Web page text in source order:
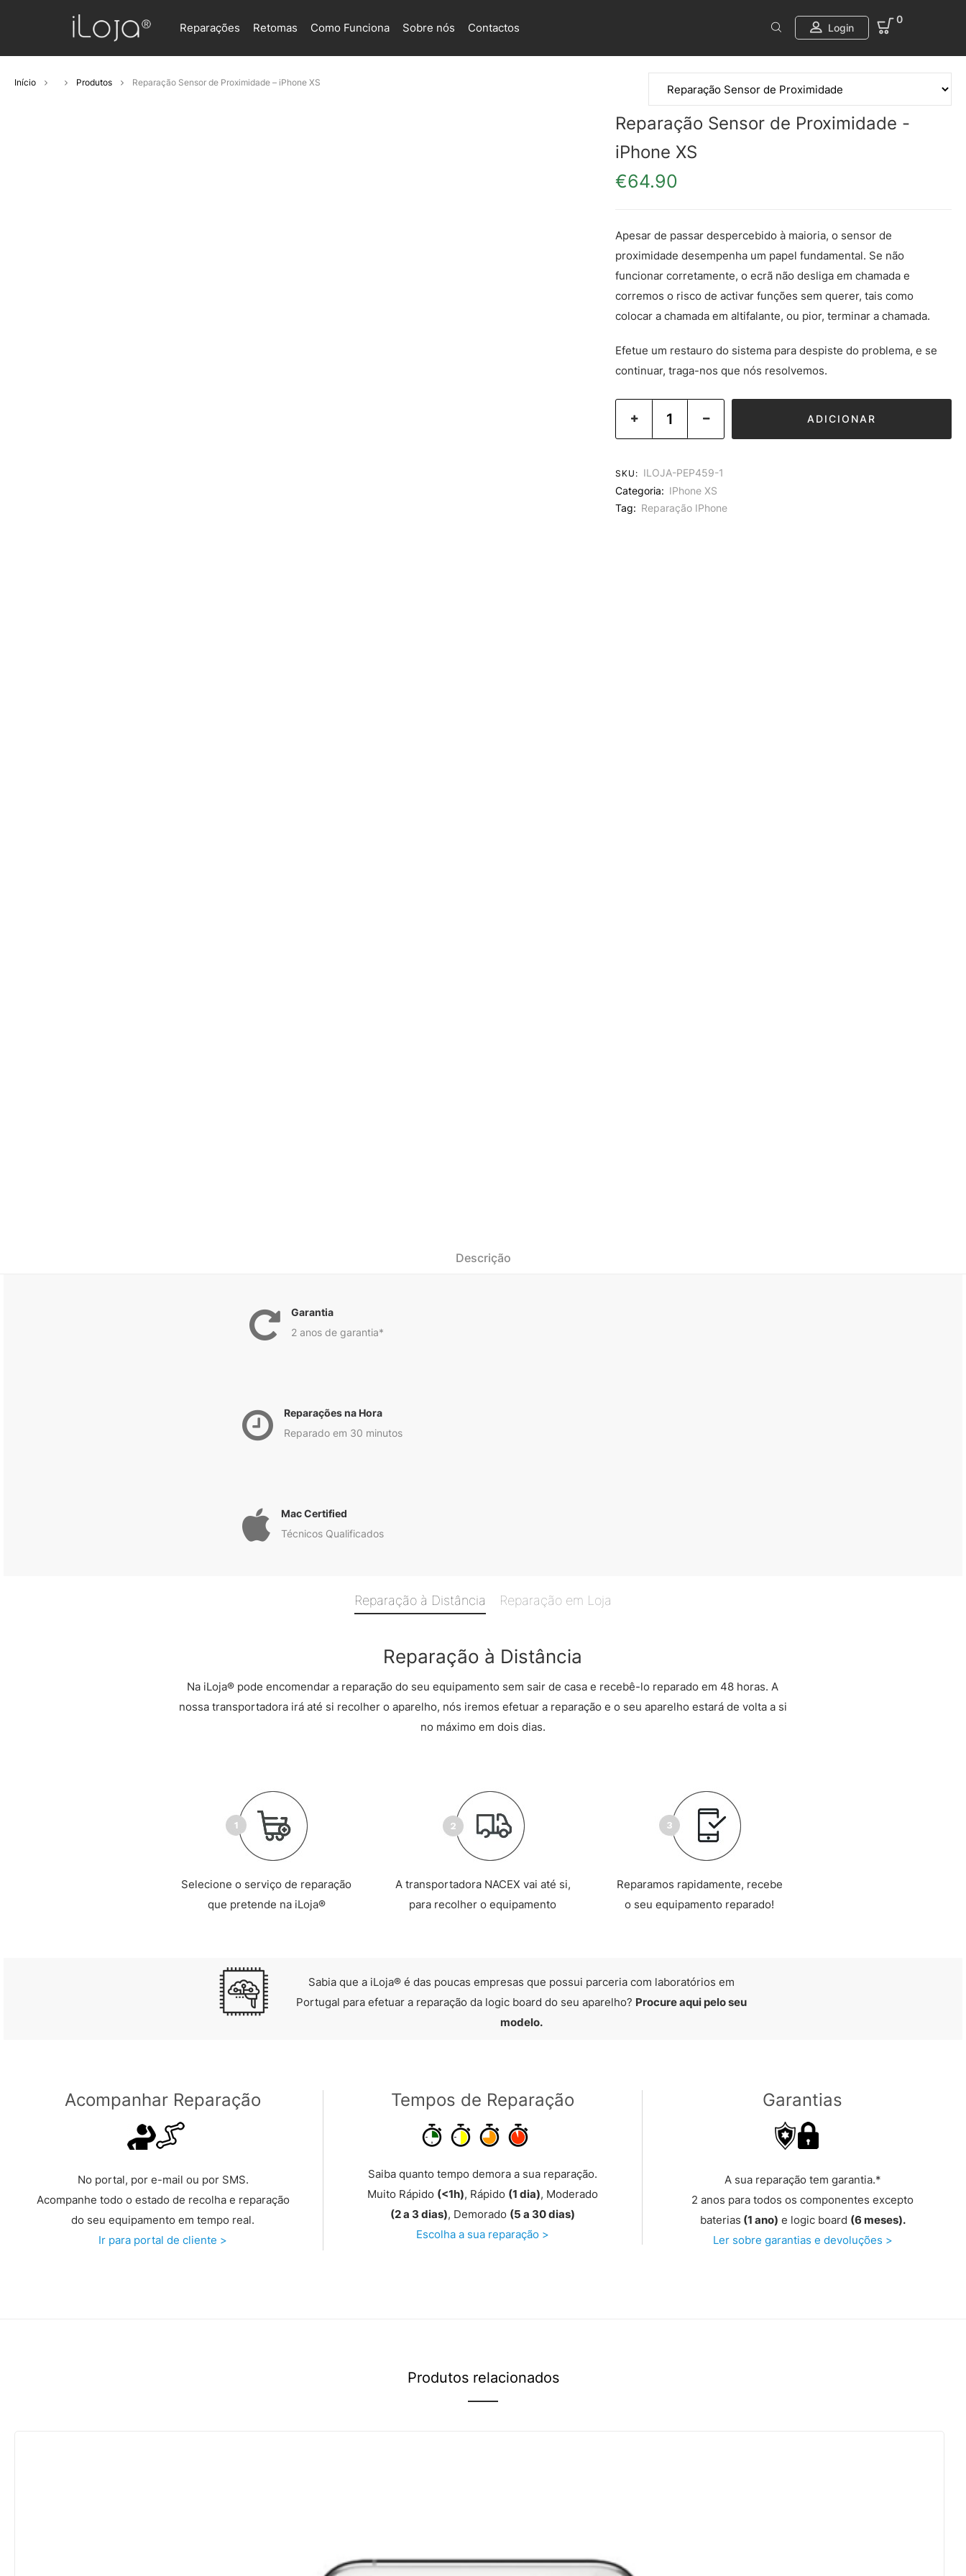
Reparações Retomas Como Funciona Sobre nós Contactos Login
0
Início Produtos Reparação Sensor de Proximidade – iPhone XS
Reparação Sensor de Proximidade -
iPhone XS
€64.90
Apesar de passar despercebido à maioria, o sensor de
proximidade desempenha um papel fundamental. Se não
funcionar corretamente, o ecrã não desliga em chamada e
corremos o risco de activar funções sem querer, tais como
colocar a chamada em altifalante, ou pior, terminar a chamada.
Efetue um restauro do sistema para despiste do problema, e se
continuar, traga-nos que nós resolvemos.
ADICIONAR
SKU: ILOJA-PEP459-1
Categoria: IPhone XS
Tag: Reparação IPhone
Descrição
Garantia
2 anos de garantia*
Reparações na Hora
Reparado em 30 minutos
Mac Certified
Técnicos Qualificados
Reparação à Distância Reparação em Loja
Reparação à Distância
Na iLoja® pode encomendar a reparação do seu equipamento sem sair de casa e recebê-lo reparado em 48 horas. A
nossa transportadora irá até si recolher o aparelho, nós iremos efetuar a reparação e o seu aparelho estará de volta a si
no máximo em dois dias.
Selecione o serviço de reparação
que pretende na iLoja®
A transportadora NACEX vai até si,
para recolher o equipamento
Reparamos rapidamente, recebe
o seu equipamento reparado!
Sabia que a iLoja® é das poucas empresas que possui parceria com laboratórios em
Portugal para efetuar a reparação da logic board do seu aparelho? Procure aqui pelo seu
modelo.
Acompanhar Reparação
No portal, por e-mail ou por SMS.
Acompanhe todo o estado de recolha e reparação
do seu equipamento em tempo real.
Ir para portal de cliente >
Tempos de Reparação
Saiba quanto tempo demora a sua reparação.
Muito Rápido (<1h), Rápido (1 dia), Moderado
(2 a 3 dias), Demorado (5 a 30 dias)
Escolha a sua reparação >
Garantias
A sua reparação tem garantia.*
2 anos para todos os componentes excepto
baterias (1 ano) e logic board (6 meses).
Ler sobre garantias e devoluções >
Produtos relacionados